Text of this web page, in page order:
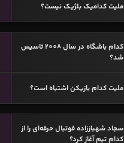
ملیت کدامیک بلژیک نیست؟
کدام باشگاه در سال 2008 تاسیس
شد؟
ملیت کدام بازیکن اشتباه است؟
سجاد شهباززاده فوتبال حرفه‌ای را از
کدام تیم آغاز کرد؟